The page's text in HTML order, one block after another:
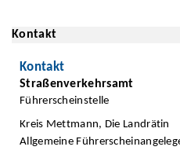
Kontakt
Kontakt
Straßenverkehrsamt
Führerscheinstelle
Kreis Mettmann, Die Landrätin
Allgemeine